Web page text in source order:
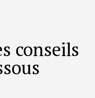
conseils